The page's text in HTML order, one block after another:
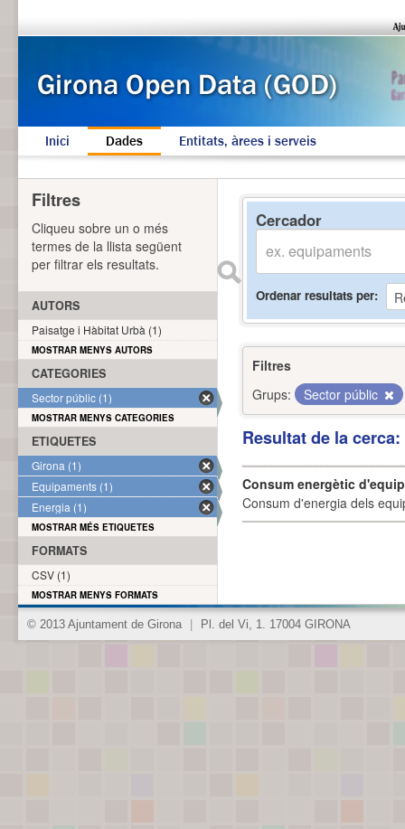
Inici Dades Entitats, àrees i serveis
Cercador
Ordenar resultats per
Filtres
Grups:
Sector públic
Resultat de la
Consum energètic
Consum d'energia dels
Filtres
Cliqueu sobre un o més
termes de la llista següent
per filtrar els resultats.
AUTORS
Paisatge i Hàbitat Urbà (1)
MOSTRAR MENYS AUTORS
CATEGORIES
Sector públic (1)
MOSTRAR MENYS CATEGORIES
ETIQUETES
Girona (1)
Equipaments (1)
Energia (1)
MOSTRAR MÉS ETIQUETES
FORMATS
CSV (1)
MOSTRAR MENYS FORMATS
© 2013 Ajuntament de Girona Pl. del Vi, 1. 17004 GIRONA